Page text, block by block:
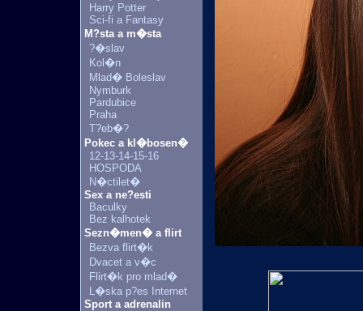
Harry Potter
Sci-fi a Fantasy
M?sta a m�sta
?�slav
Kol�n
Mlad� Boleslav
Nymburk
Pardubice
Praha
T?eb�?
Pokec a kl�bosen�
12-13-14-15-16
HOSPODA
N�ctilet�
Sex a ne?esti
Baculky
Bez kalhotek
Sezn�men� a flirt
Bezva flirt�k
Dvacet a v�c
Flirt�k pro mlad�
L�ska p?es Internet
Sport a adrenalin